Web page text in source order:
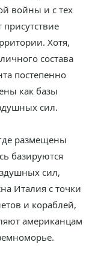
войны и с тех
Хотя,
состава
постепенно
как базы
сил.
размещены
базируются
сил,
Италия с точки
и кораблей,
американцам